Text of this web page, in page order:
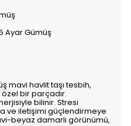
Ayar Gümüş
mavi havlit taşı tesbih,
bir parçadır.
bilinir. Stresi
ve iletişimi güçlendirmeye
beyaz damarlı görünümü,